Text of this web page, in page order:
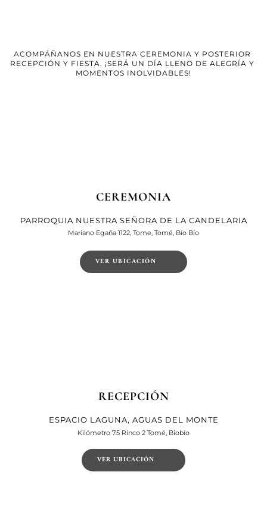
ACOMPÁÑANOS EN NUESTRA CEREMONIA Y POSTERIOR
RECEPCIÓN Y FIESTA. ¡SERÁ UN DÍA LLENO DE ALEGRÍA Y
MOMENTOS INOLVIDABLES!
CEREMONIA
PARROQUIA NUESTRA SEÑORA DE LA CANDELARIA
Mariano Egaña 1122, Tome, Tomé, Bío Bío
VER UBICACIÓN
RECEPCIÓN
ESPACIO LAGUNA, AGUAS DEL MONTE
Kilómetro 7.5 Rinco 2 Tomé, Biobío
VER UBICACIÓN